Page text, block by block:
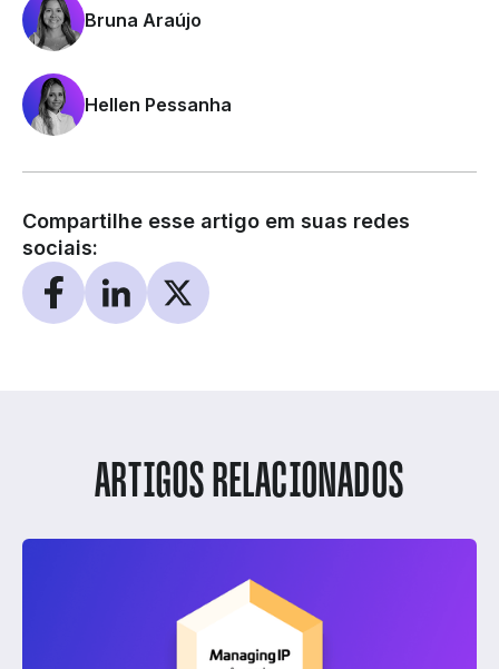
Bruna Araújo
Hellen Pessanha
Compartilhe esse artigo em suas redes
sociais:
ARTIGOS RELACIONADOS